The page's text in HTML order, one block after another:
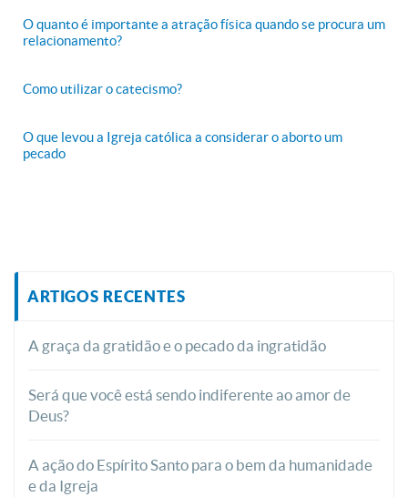
O quanto é importante a atração física quando se procura um
relacionamento?
Como utilizar o catecismo?
O que levou a Igreja católica a considerar o aborto um
pecado
ARTIGOS RECENTES
A graça da gratidão e o pecado da ingratidão
Será que você está sendo indiferente ao amor de
Deus?
A ação do Espírito Santo para o bem da humanidade
e da Igreja